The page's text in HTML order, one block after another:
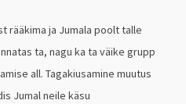
rääkima ja Jumala poolt talle
ta, nagu ka ta väike grupp
all. Tagakiusamine muutus
Jumal neile käsu